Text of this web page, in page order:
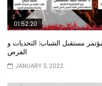
01:52:20
مستقبل الشباب: التحديات و
الفرص
JANUARY 3, 2022